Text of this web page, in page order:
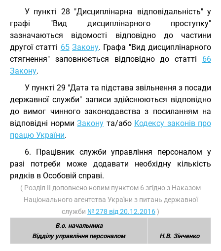
У пункті 28 "Дисциплінарна відповідальність" у
графі "Вид дисциплінарного проступку"
зазначаються відомості відповідно до частини
другої статті 65 Закону. Графа "Вид дисциплінарного
стягнення" заповнюється відповідно до статті 66
Закону.
У пункті 29 "Дата та підстава звільнення з посади
державної служби" записи здійснюються відповідно
до вимог чинного законодавства з посиланням на
відповідні норми Закону та/або Кодексу законів про
працю України.
6. Працівник служби управління персоналом у
разі потреби може додавати необхідну кількість
рядків в Особовій справі.
( Розділ II доповнено новим пунктом 6 згідно з Наказом
Національного агентства України з питань державної
служби № 278 від 20.12.2016)
В.о. начальника
Відділу управління персоналом
Н.В. Зінченко